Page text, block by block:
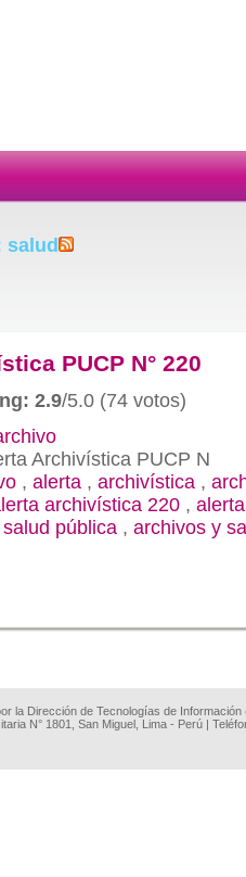
salud
PUCP N° 220
2.9/5.0 (74 votos)
Archivística PUCP N
, alerta , archivística ,
archivística 220 ,
pública , archivos y
la Dirección de Tecnologías de
N° 1801, San Miguel, Lima - Perú |